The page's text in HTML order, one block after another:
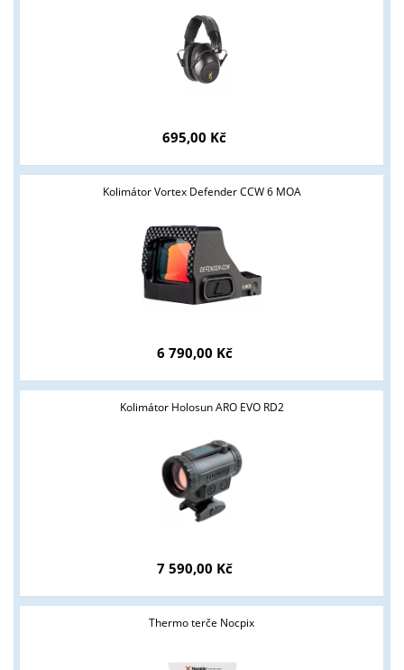
695,00 Kč
Kolimátor Vortex Defender CCW 6 MOA
6 790,00 Kč
Kolimátor Holosun ARO EVO RD2
7 590,00 Kč
Thermo terče Nocpix
Tyto stránky jsou určeny pouze odborné veřejnosti od 18 let a
podnikatelům v oblasti zbraně a střelivo. Splňujete tyto
ANO NE